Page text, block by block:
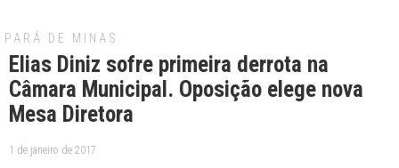
PARÁ DE MINAS
Elias Diniz sofre primeira derrota na
Câmara Municipal. Oposição elege nova
Mesa Diretora
1 de janeiro de 2017